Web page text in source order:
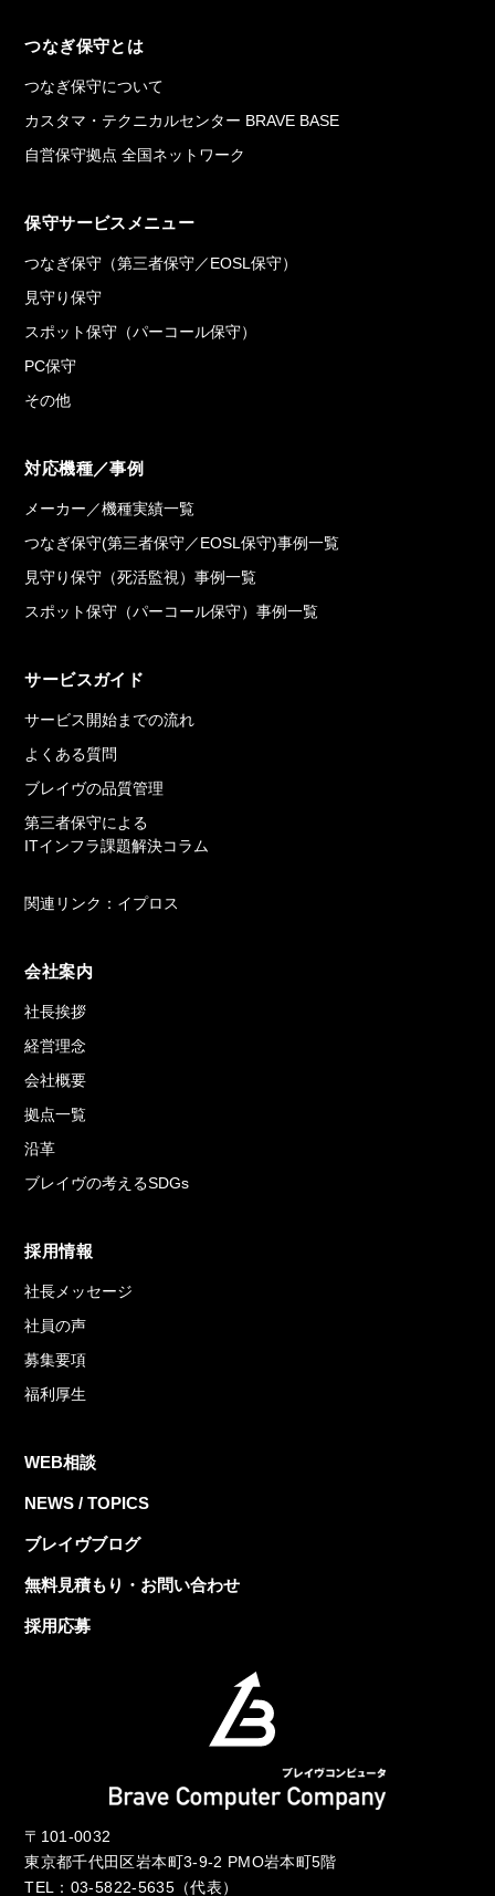
つなぎ保守とは
つなぎ保守について
カスタマ・テクニカルセンター BRAVE BASE
自営保守拠点 全国ネットワーク
保守サービスメニュー
つなぎ保守（第三者保守／EOSL保守）
見守り保守
スポット保守（パーコール保守）
PC保守
その他
対応機種／事例
メーカー／機種実績一覧
つなぎ保守(第三者保守／EOSL保守)事例一覧
見守り保守（死活監視）事例一覧
スポット保守（パーコール保守）事例一覧
サービスガイド
サービス開始までの流れ
よくある質問
ブレイヴの品質管理
第三者保守による
ITインフラ課題解決コラム
関連リンク：イプロス
会社案内
社長挨拶
経営理念
会社概要
拠点一覧
沿革
ブレイヴの考えるSDGs
採用情報
社長メッセージ
社員の声
募集要項
福利厚生
WEB相談
NEWS / TOPICS
ブレイヴブログ
無料見積もり・お問い合わせ
採用応募
〒101-0032
東京都千代田区岩本町3-9-2 PMO岩本町5階
TEL： 03-5822-5635 （代表）